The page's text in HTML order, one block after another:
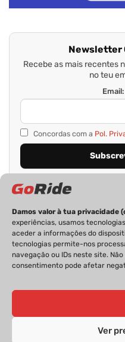
Damos valor à tua privacidade
experiências, usamos
aceder a informações do
tecnologias permite-nos
navegação ou IDs neste site.
consentimento pode afetar
Ver
Newsletter
Recebe as mais recentes
no teu
Email:
Concordas com a Pol.
PRIVACIDADE FICHA